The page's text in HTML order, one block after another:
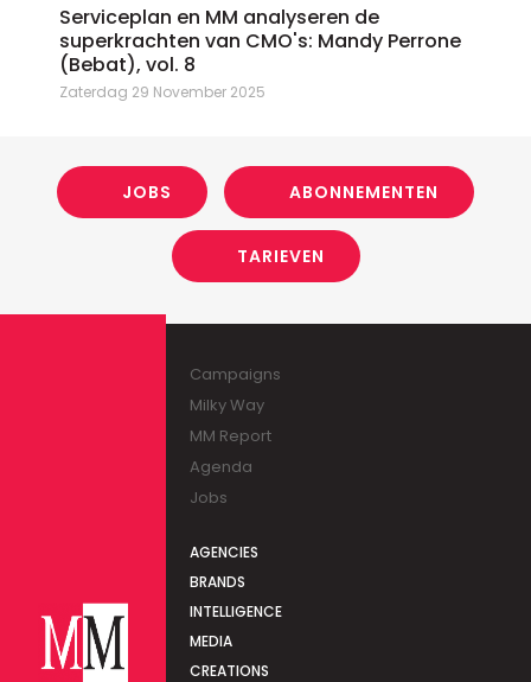
Serviceplan en MM analyseren de
superkrachten van CMO's: Mandy Perrone
(Bebat), vol. 8
Zaterdag 29 November 2025
JOBS ABONNEMENTEN
TARIEVEN
Campaigns
Milky Way
MM Report
Agenda
Jobs
AGENCIES
BRANDS
INTELLIGENCE
MEDIA
CREATIONS